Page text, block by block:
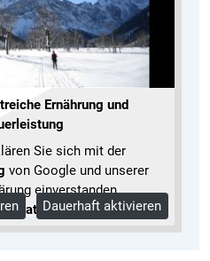
Ernährung und
Sie sich mit der
von Google und unserer
einverstanden.
Dauerhaft aktivieren